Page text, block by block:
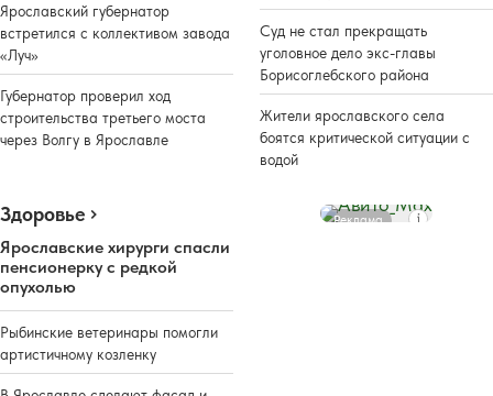
Ярославский губернатор
встретился с коллективом завода
«Луч»
Губернатор проверил ход
строительства третьего моста
через Волгу в Ярославле
Суд не стал прекращать
уголовное дело экс-главы
Борисоглебского района
Жители ярославского села
боятся критической ситуации с
водой
Здоровье
Ярославские хирурги спасли
пенсионерку с редкой
опухолью
Рыбинские ветеринары помогли
артистичному козленку
Реклама